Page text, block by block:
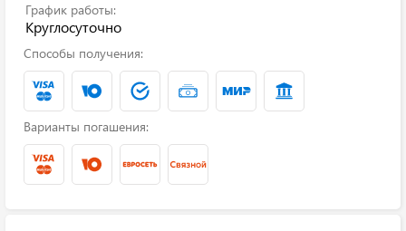
График работы:
Круглосуточно
Способы получения:
Варианты погашения: